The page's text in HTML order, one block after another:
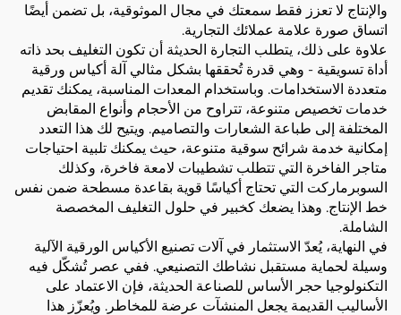
والإنتاج لا تعزز فقط سمعتك في مجال الموثوقية، بل تضمن أيضًا
اتساق صورة علامة عملائك التجارية.
علاوة على ذلك، يتطلب التجارة الحديثة أن تكون التغليف بحد ذاته
أداة تسويقية - وهي قدرة تُحققها بشكل مثالي آلة أكياس ورقية
متعددة الاستخدامات. وباستخدام المعدات المناسبة، يمكنك تقديم
خدمات تخصيص متنوعة، تتراوح من الأحجام وأنواع المقابض
المختلفة إلى طباعة الشعارات والتصاميم. ويتيح لك هذا التعدد
إمكانية خدمة شرائح سوقية متنوعة، حيث يمكنك تلبية احتياجات
متاجر الفاخرة التي تتطلب تشطيبات لامعة فاخرة، وكذلك
السوبرماركت التي تحتاج أكياسًا قوية بقاعدة مسطحة ضمن نفس
خط الإنتاج. وهذا يضعك كخبير في حلول التغليف المخصصة
الشاملة.
في النهاية، يُعدّ الاستثمار في آلات تصنيع الأكياس الورقية الآلية
وسيلة لحماية مستقبل نشاطك التصنيعي. ففي عصر تُشكّل فيه
التكنولوجيا حجر الأساس للصناعة الحديثة، فإن الاعتماد على
الأساليب القديمة يجعل المنشآت عرضة للمخاطر. ويُعزّز هذا